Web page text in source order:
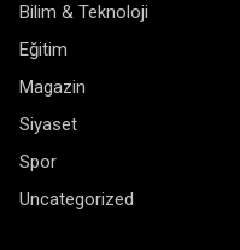
Bilim & Teknoloji
Eğitim
Magazin
Siyaset
Spor
Uncategorized